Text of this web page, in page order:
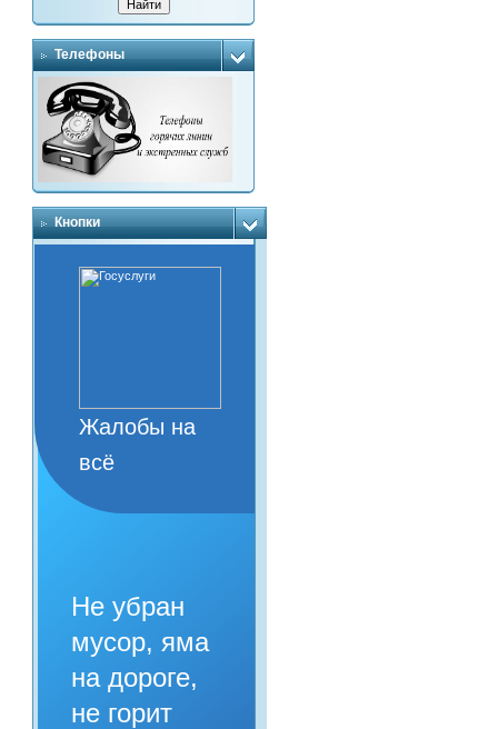
Телефоны
Кнопки
Жалобы на
всё
Не убран
мусор, яма
на дороге,
не горит